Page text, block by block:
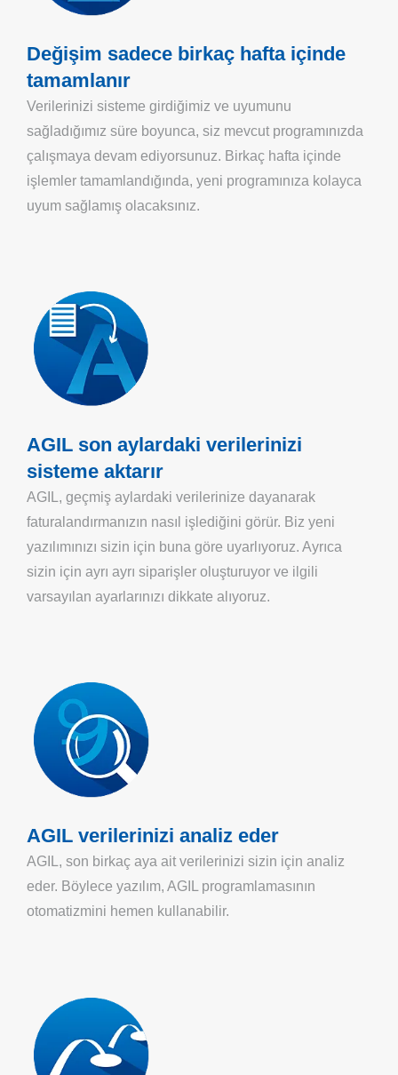
Değişim sadece birkaç hafta içinde
tamamlanır
Verilerinizi sisteme girdiğimiz ve uyumunu
sağladığımız süre boyunca, siz mevcut programınızda
çalışmaya devam ediyorsunuz. Birkaç hafta içinde
işlemler tamamlandığında, yeni programınıza kolayca
uyum sağlamış olacaksınız.
AGIL son aylardaki verilerinizi
sisteme aktarır
AGIL, geçmiş aylardaki verilerinize dayanarak
faturalandırmanızın nasıl işlediğini görür. Biz yeni
yazılımınızı sizin için buna göre uyarlıyoruz. Ayrıca
sizin için ayrı ayrı siparişler oluşturuyor ve ilgili
varsayılan ayarlarınızı dikkate alıyoruz.
AGIL verilerinizi analiz eder
AGIL, son birkaç aya ait verilerinizi sizin için analiz
eder. Böylece yazılım, AGIL programlamasının
otomatizmini hemen kullanabilir.